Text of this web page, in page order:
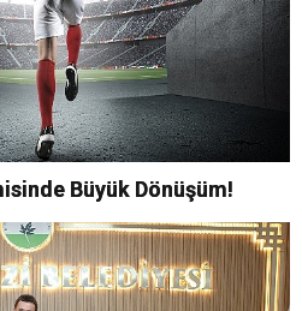
Büyük Dönüşüm!